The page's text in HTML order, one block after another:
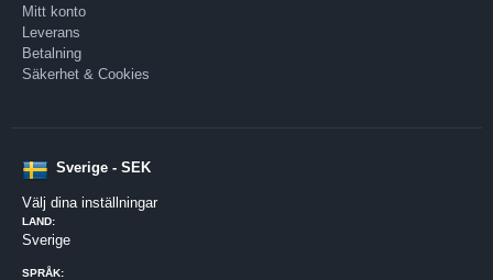
Mitt konto
Leverans
Betalning
Säkerhet & Cookies
Sverige - SEK
Välj dina inställningar
LAND:
Sverige
SPRÅK: